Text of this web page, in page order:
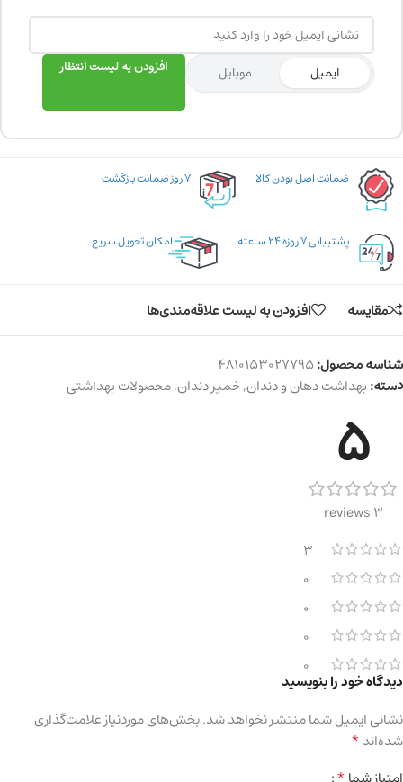
ایمیل موبایل افزودن به لیست انتظار
ضمانت اصل بودن کالا ۷ روز ضمانت بازگشت
پشتیبانی ۷ روزه ۲۴ ساعته امکان تحویل سریع
مقایسه افزودن به لیست علاقه‌مندی‌ها
شناسه محصول:4810153027795
دسته:بهداشت دهان و دندان,خمیر دندان,محصولات بهداشتی
5
3 reviews
3
0
0
0
0
دیدگاه خود را بنویسید
نشانی ایمیل شما منتشر نخواهد شد.بخش‌های موردنیاز علامت‌گذاری
شده‌اند*